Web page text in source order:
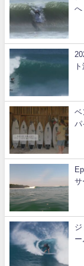
へ
ベ
パ
サ
ジ
ー